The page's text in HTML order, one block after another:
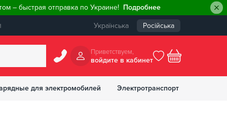
– быстрая отправка по Украине! Подробнее
Українська Російська
Приветствуем,
войдите в кабинет
для электромобилей Электротранспорт